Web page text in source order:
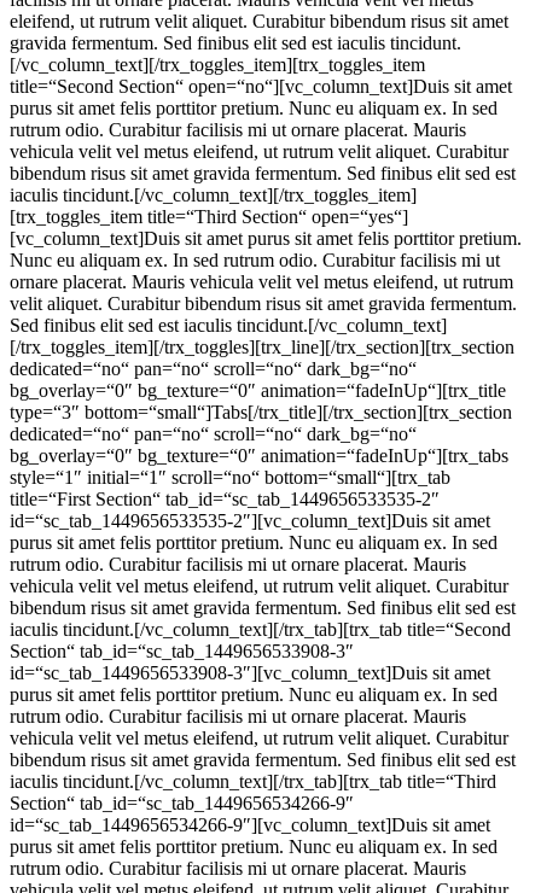
eleifend, ut rutrum velit aliquet. Curabitur bibendum risus sit amet
gravida fermentum. Sed finibus elit sed est iaculis tincidunt.
[/vc_column_text][/trx_toggles_item][trx_toggles_item
title=“Second Section“ open=“no“][vc_column_text]Duis sit amet
purus sit amet felis porttitor pretium. Nunc eu aliquam ex. In sed
rutrum odio. Curabitur facilisis mi ut ornare placerat. Mauris
vehicula velit vel metus eleifend, ut rutrum velit aliquet. Curabitur
bibendum risus sit amet gravida fermentum. Sed finibus elit sed est
iaculis tincidunt.[/vc_column_text][/trx_toggles_item]
[trx_toggles_item title=“Third Section“ open=“yes“]
[vc_column_text]Duis sit amet purus sit amet felis porttitor pretium.
Nunc eu aliquam ex. In sed rutrum odio. Curabitur facilisis mi ut
ornare placerat. Mauris vehicula velit vel metus eleifend, ut rutrum
velit aliquet. Curabitur bibendum risus sit amet gravida fermentum.
Sed finibus elit sed est iaculis tincidunt.[/vc_column_text]
[/trx_toggles_item][/trx_toggles][trx_line][/trx_section][trx_section
dedicated=“no“ pan=“no“ scroll=“no“ dark_bg=“no“
bg_overlay=“0″ bg_texture=“0″ animation=“fadeInUp“][trx_title
type=“3″ bottom=“small“]Tabs[/trx_title][/trx_section][trx_section
dedicated=“no“ pan=“no“ scroll=“no“ dark_bg=“no“
bg_overlay=“0″ bg_texture=“0″ animation=“fadeInUp“][trx_tabs
style=“1″ initial=“1″ scroll=“no“ bottom=“small“][trx_tab
title=“First Section“ tab_id=“sc_tab_1449656533535-2″
id=“sc_tab_1449656533535-2″][vc_column_text]Duis sit amet
purus sit amet felis porttitor pretium. Nunc eu aliquam ex. In sed
rutrum odio. Curabitur facilisis mi ut ornare placerat. Mauris
vehicula velit vel metus eleifend, ut rutrum velit aliquet. Curabitur
bibendum risus sit amet gravida fermentum. Sed finibus elit sed est
iaculis tincidunt.[/vc_column_text][/trx_tab][trx_tab title=“Second
Section“ tab_id=“sc_tab_1449656533908-3″
id=“sc_tab_1449656533908-3″][vc_column_text]Duis sit amet
purus sit amet felis porttitor pretium. Nunc eu aliquam ex. In sed
rutrum odio. Curabitur facilisis mi ut ornare placerat. Mauris
vehicula velit vel metus eleifend, ut rutrum velit aliquet. Curabitur
bibendum risus sit amet gravida fermentum. Sed finibus elit sed est
iaculis tincidunt.[/vc_column_text][/trx_tab][trx_tab title=“Third
Section“ tab_id=“sc_tab_1449656534266-9″
id=“sc_tab_1449656534266-9″][vc_column_text]Duis sit amet
purus sit amet felis porttitor pretium. Nunc eu aliquam ex. In sed
rutrum odio. Curabitur facilisis mi ut ornare placerat. Mauris